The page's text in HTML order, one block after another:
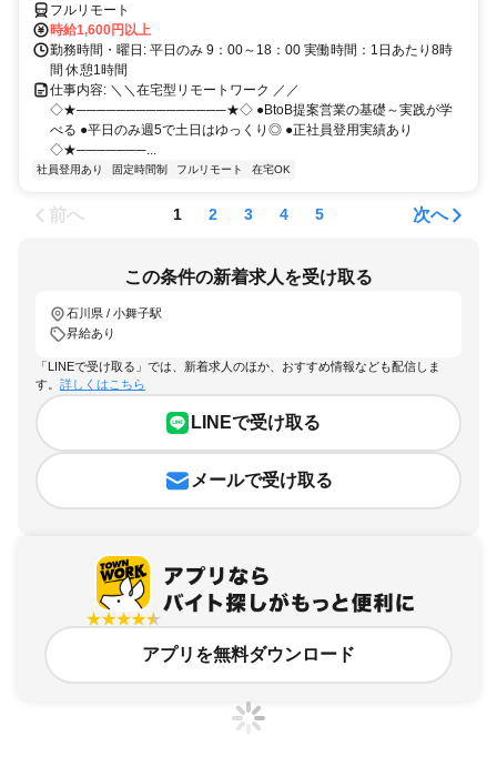
フルリモート
時給1,600円以上
勤務時間・曜日: 平日のみ 9：00～18：00 実働時間：1日あたり8時
間 休憩1時間
仕事内容: ＼＼在宅型リモートワーク ／／
◇★───────────────★◇ ●BtoB提案営業の基礎～実践が学
べる ●平日のみ週5で土日はゆっくり◎ ●正社員登用実績あり
◇★───────...
社員登用あり 固定時間制 フルリモート 在宅OK
前へ 1 2 3 4 5 次へ
この条件の新着求人を受け取る
石川県 / 小舞子駅
昇給あり
「LINEで受け取る」では、新着求人のほか、おすすめ情報なども配信しま
す。 詳しくはこちら
LINEで受け取る
メールで受け取る
アプリを無料ダウンロード